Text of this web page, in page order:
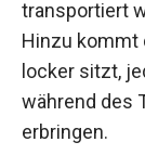
aktiver
Mischung
dafür, dass
transportiert
Hinzu kommt